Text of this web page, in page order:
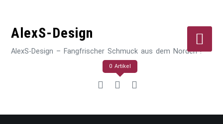
springen
AlexS-Design
AlexS-Design – Fangfrischer Schmuck aus dem Norden !
0 Artikel